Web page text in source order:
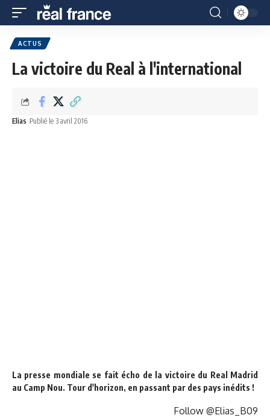
ACTUS
La victoire du Real à l'international
Elias Publié le 3 avril 2016
La presse mondiale se fait écho de la victoire du Real Madrid
au Camp Nou. Tour d'horizon, en passant par des pays inédits !
Follow @Elias_B09